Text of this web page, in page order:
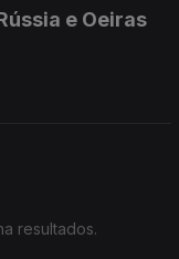
e Oeiras
resultados.